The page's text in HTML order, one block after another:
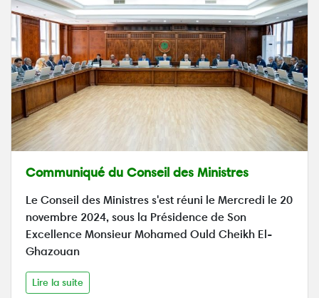
Communiqué du Conseil des Ministres
Le Conseil des Ministres s'est réuni le Mercredi le 20
novembre 2024, sous la Présidence de Son
Excellence Monsieur Mohamed Ould Cheikh El-
Ghazouan
Lire la suite